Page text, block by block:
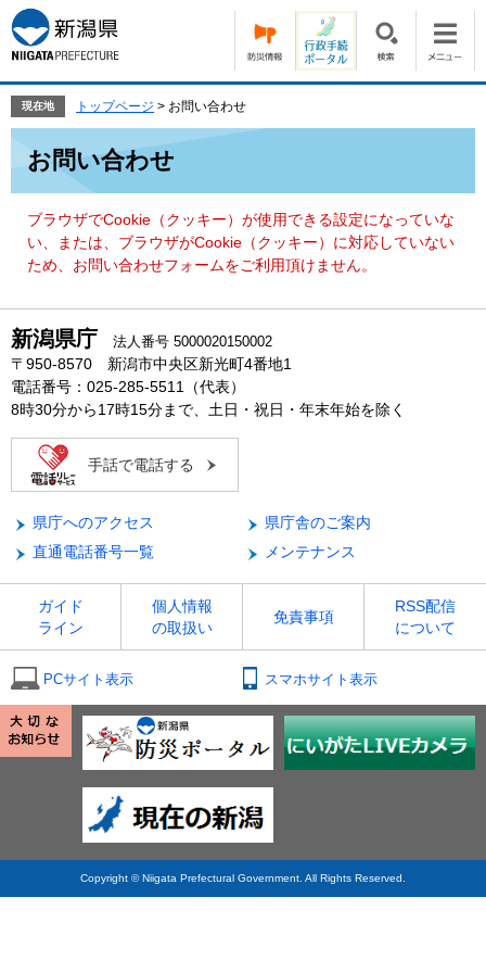
ー
ジ
の
頭
す。
ニ
ュ
ー
飛
て
現在地 トップページ > お問い合わせ
お問い合わせ
ブラウザでCookie（クッキー）が使用できる設定になっていな
い、または、ブラウザがCookie（クッキー）に対応していない
ため、お問い合わせフォームをご利用頂けません。
新潟県庁 法人番号 5000020150002
〒950-8570 新潟市中央区新光町4番地1
電話番号：025-285-5511（代表）
8時30分から17時15分まで、土日・祝日・年末年始を除く
手話で電話する
県庁へのアクセス
県庁舎のご案内
直通電話番号一覧
メンテナンス
ガイド
ライン
個人情報
の取扱い
免責事項
RSS配信
について
PCサイト表示 スマホサイト表示
Copyright © Niigata Prefectural Government. All Rights Reserved.